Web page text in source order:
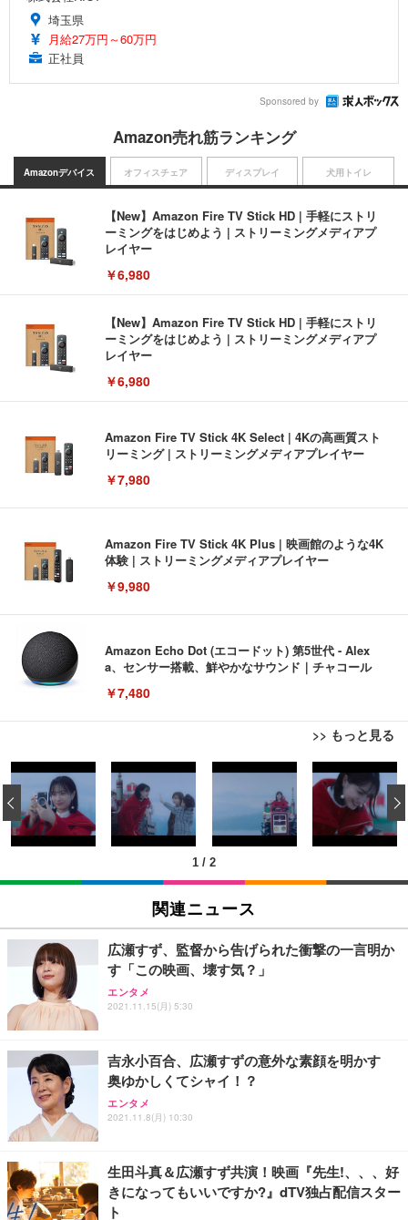
埼玉県
月給27万円～60万円
正社員
Sponsored by
Amazon売れ筋ランキング
Amazonデバイス
【New】Amazon Fire TV Stick HD | 手軽にストリ
ーミングをはじめよう | ストリーミングメディアプ
レイヤー
￥6,980
【New】Amazon Fire TV Stick HD | 手軽にストリ
ーミングをはじめよう | ストリーミングメディアプ
レイヤー
￥6,980
Amazon Fire TV Stick 4K Select | 4Kの高画質スト
リーミング | ストリーミングメディアプレイヤー
￥7,980
Amazon Fire TV Stick 4K Plus | 映画館のような4K
体験 | ストリーミングメディアプレイヤー
￥9,980
Amazon Echo Dot (エコードット) 第5世代 - Alex
a、センサー搭載、鮮やかなサウンド｜チャコール
￥7,480
>> もっと見る
オフィスチェア
[EdoErgo] オフィスチェア 椅子 テレワーク 疲れな
い 跳ね上げ式アームレスト コンパクト 約105度ロッ
キング pc 事務椅子 360度回転 座面昇降 強化ナイロ
ン樹脂ベース 通気性メッシュ 在宅ワーク H-WY01
(黒網+黒枠+黒足)
￥5,699
SIHOO B100 オフィスチェア／デスクチェア メッシ
ュチェア 人間工学 疲れない ブラック
￥27,999
Sezlife オフィスチェア デスクチェア 疲れない テレ
ワーク チェア 強化バックレスト 30度ロッキング機
能 人間工学 椅子 腰サポート 90度跳ね上げ式アーム
ョン PCチェア 通気性メッシュ ゲーミング/勉強/事
務用 おしゃれ パソコンチェア (ブラック)
Sezlife オフィスチェア デスクチェア 疲れない テレ
ワーク チェア 強化バックレスト 30度ロッキング機
能 人間工学 椅子 腰サポート 90度跳ね上げ式アーム
務用 おしゃれ パソコンチェア (ホワイト)
ANDWINT オフィスチェア デスクチェア 肘なし メ
ッシュ 通気性 ランバーサポート付き 腰サポート ガ
ディスプレイ
EIZO ビジネス向けプレミアムモニター | FlexScan
EV3240X-WT | 31.5型4K UHD・USB Type-C・ホワ
イト
￥105,595
EIZO ビジネス向けプレミアムモニター | FlexScan
【純正品】27"ゲーミングモニター DualSense 充電
フック付き（CFI-ZDM1J）
【整備済み品】Dell E2724HS 27インチ 液晶モニタ
ー フルHD（1920×1080）VA 非光沢 HDMI/DisplayP
ort/VGA スピーカー内蔵 高さ調整 スイベル VESA対
【MiniLED/24.5inch/280Hz/FHD】GRAPHT THE S
HOOTER Gaming Monitor 24” Essential ゲーミン
犬用トイレ
Amazonベーシック ペットシーツ 薄型 レギュラー 1
回使い捨て 無香料 ホワイト 300枚
￥3,373
Amazonベーシック ペットシーツ 厚型 ワイド 42枚
x2袋(84枚) ホワイト(吸収面:ライトブルー)
￥3,234
ネオ・ルーライフ ネオ・オムツ L 中型犬用 26枚入
り 単品
Smart Basic(スマートベーシック) 【Amazon.co.jp
限定】 Smart Basic アイリスオーヤマ ペットシーツ
超厚型 お徳用 ワイド 100枚入 (x 1) (ケース販売)
アイリスオーヤマ ペットシーツ 超厚型 お徳用 レギ
1 / 2
‹
関連ニュース
広瀬すず、監督から告げられた衝撃の一言明か
す「この映画、壊す気？」
エンタメ
2021.11.15(月) 5:30
吉永小百合、広瀬すずの意外な素顔を明かす
奥ゆかしくてシャイ！？
エンタメ
2021.11.8(月) 10:30
生田斗真＆広瀬すず共演！映画『先生!、、、好
きになってもいいですか?』dTV独占配信スター
ト